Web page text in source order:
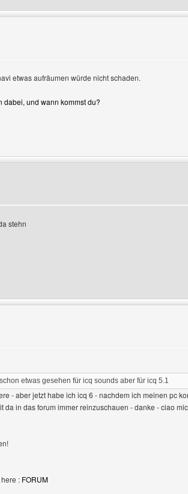
etwas aufräumen würde nicht schaden.
dabei, und wann kommst du?
stehn
etwas gesehen für icq sounds aber für icq 5.1
- aber jetzt habe ich icq 6 - nachdem ich meinen pc
in das forum immer reinzuschauen - danke - ciao
: FORUM